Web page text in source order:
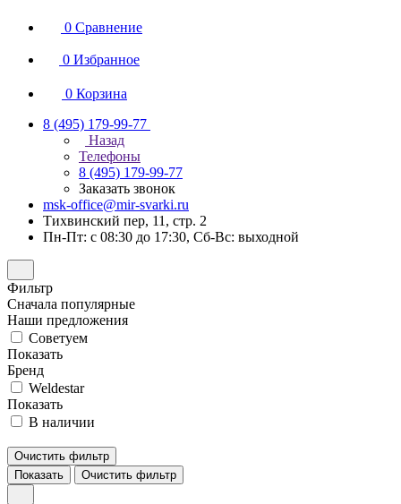
0 Сравнение
0 Избранное
0 Корзина
8 (495) 179-99-77
Назад
Телефоны
8 (495) 179-99-77
Заказать звонок
msk-office@mir-svarki.ru
Тихвинский пер, 11, стр. 2
Пн-Пт: с 08:30 до 17:30, Сб-Вс: выходной
Фильтр
Сначала популярные
Наши предложения
Советуем
Показать
Бренд
Weldestar
Показать
В наличии
Очистить фильтр
Показать
Очистить фильтр